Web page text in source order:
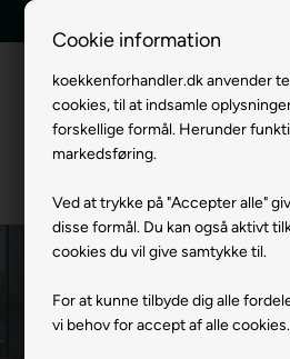
Cookie information
koekkenforhandler.dk anvender
cookies, til at indsamle
forskellige formål. Herunder
markedsføring.
Ved at trykke på "Accepter alle"
disse formål. Du kan også aktivt
cookies du vil give samtykke til.
For at kunne tilbyde dig alle
vi behov for accept af alle cookies.
Menu
Siemens bord
Forside»Mærker Siemens Studioline